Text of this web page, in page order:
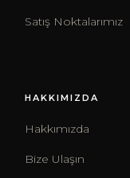
Satış Noktalarımız
HAKKIMIZDA
Hakkımızda
Bize Ulaşın